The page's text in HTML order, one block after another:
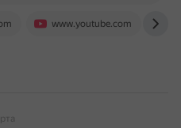
www.youtube.com